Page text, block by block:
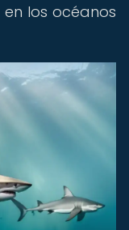
en los océanos